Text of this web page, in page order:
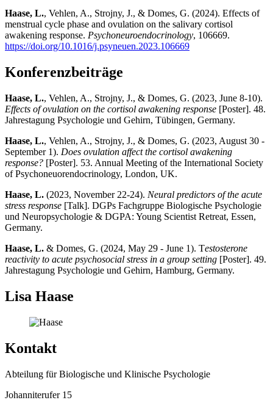
Haase, L., Vehlen, A., Strojny, J., & Domes, G. (2024). Effects of
menstrual cycle phase and ovulation on the salivary cortisol
awakening response. Psychoneuroendocrinology, 106669.
https://doi.org/10.1016/j.psyneuen.2023.106669
Konferenzbeiträge
Haase, L., Vehlen, A., Strojny, J., & Domes, G. (2023, June 8-10).
Effects of ovulation on the cortisol awakening response [Poster]. 48.
Jahrestagung Psychologie und Gehirn, Tübingen, Germany.
Haase, L., Vehlen, A., Strojny, J., & Domes, G. (2023, August 30 -
September 1). Does ovulation affect the cortisol awakening
response? [Poster]. 53. Annual Meeting of the International Society
of Psychoneuorendocrinology, London, UK.
Haase, L. (2023, November 22-24). Neural predictors of the acute
stress response [Talk]. DGPs Fachgruppe Biologische Psychologie
und Neuropsychologie & DGPA: Young Scientist Retreat, Essen,
Germany.
Haase, L. & Domes, G. (2024, May 29 - June 1). Testosterone
reactivity to acute psychosocial stress in a group setting [Poster]. 49.
Jahrestagung Psychologie und Gehirn, Hamburg, Germany.
Lisa Haase
Kontakt
Abteilung für Biologische und Klinische Psychologie
Johanniterufer 15